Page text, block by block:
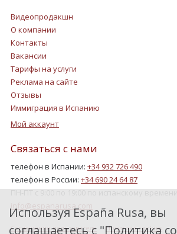
Видеопродакшн
О компании
Контакты
Вакансии
Тарифы на услуги
Реклама на сайте
Отзывы
Иммиграция в Испанию
Мой аккаунт
Связаться с нами
телефон в Испании: +34 932 726 490
телефон в России: +34 690 24 64 87
ПН-ПТ с 9:00 по 19:00 по испанскому
Соглашение пользователя
Политика cookies
Используя España Rusa, вы
соглашаетесь с "Политика